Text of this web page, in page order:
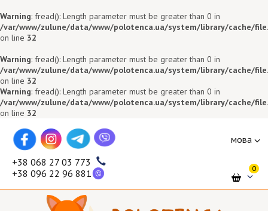
Warning: fread(): Length parameter must be greater than 0 in
/var/www/zulune/data/www/polotenca.ua/system/library/cache/
on line 32
Warning: fread(): Length parameter must be greater than 0 in
/var/www/zulune/data/www/polotenca.ua/system/library/cache/
on line 32
Warning: fread(): Length parameter must be greater than 0 in
/var/www/zulune/data/www/polotenca.ua/system/library/cache/
on line 32
мова
+38 068 27 03 773
+38 096 22 96 881
0